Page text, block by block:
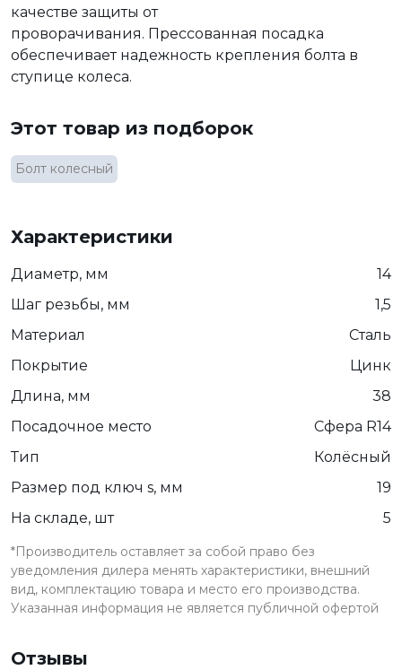
качестве защиты от
проворачивания. Прессованная посадка
обеспечивает надежность крепления болта в
ступице колеса.
Этот товар из подборок
Болт колесный
Характеристики
Диаметр, мм
14
Шаг резьбы, мм
1,5
Материал
Сталь
Покрытие
Цинк
Длина, мм
38
Посадочное место
Сфера R14
Тип
Колёсный
Размер под ключ s, мм
19
На складе, шт
5
*Производитель оставляет за собой право без
уведомления дилера менять характеристики, внешний
вид, комплектацию товара и место его производства.
Указанная информация не является публичной офертой
Отзывы